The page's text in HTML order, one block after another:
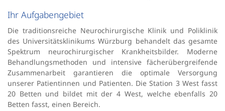
Ihr Aufgabengebiet
Die traditionsreiche Neurochirurgische Klinik und Poliklinik
des Universitätsklinikums Würzburg behandelt das gesamte
Spektrum neurochirurgischer Krankheitsbilder. Moderne
Behandlungsmethoden und intensive fächerübergreifende
Zusammenarbeit garantieren die optimale Versorgung
unserer Patientinnen und Patienten. Die Station 3 West fasst
20 Betten und bildet mit der 4 West, welche ebenfalls 20
Betten fasst, einen Bereich.